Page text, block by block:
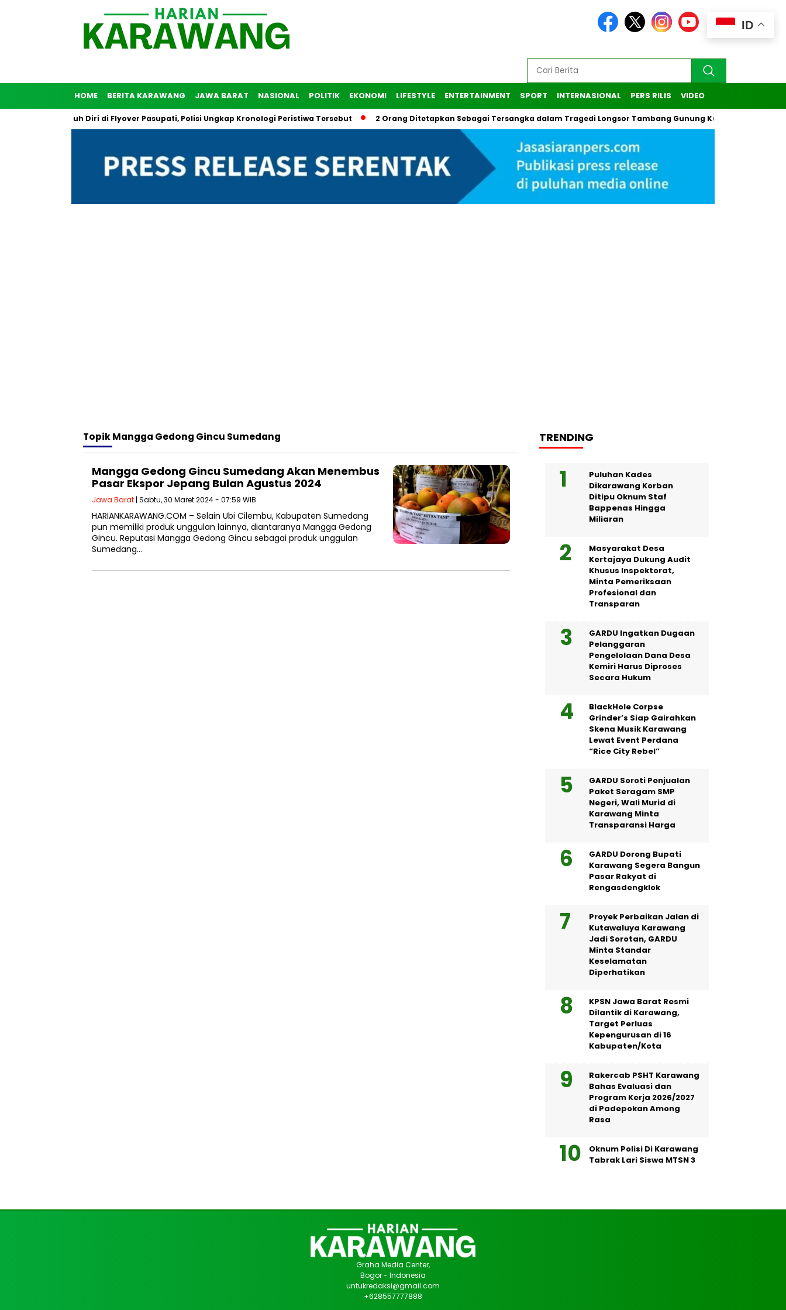
HOME BERITA KARAWANG JAWA BARAT NASIONAL POLITIK EKONOMI LIFESTYLE ENTERTAINMENT SPORT INTERNASIONAL PERS RILIS VIDEO
Coba Bunuh Diri di Flyover Pasupati, Polisi Ungkap Kronologi Peristiwa Tersebut 2 Orang Ditetapkan Sebagai Tersangka dalam Tragedi Longsor Tambang Gunung Kuda di Cirebon
TopikMangga Gedong Gincu Sumedang
Mangga Gedong Gincu Sumedang Akan Menembus
Pasar Ekspor Jepang Bulan Agustus 2024
Jawa Barat | Sabtu, 30 Maret 2024 - 07:59 WIB
HARIANKARAWANG.COM – Selain Ubi Cilembu, Kabupaten Sumedang
pun memiliki produk unggulan lainnya, diantaranya Mangga Gedong
Gincu. Reputasi Mangga Gedong Gincu sebagai produk unggulan
Sumedang…
TRENDING
Puluhan Kades
Dikarawang Korban
Ditipu Oknum Staf
Bappenas Hingga
Miliaran
Masyarakat Desa
Kertajaya Dukung Audit
Khusus Inspektorat,
Minta Pemeriksaan
Profesional dan
Transparan
GARDU Ingatkan Dugaan
Pelanggaran
Pengelolaan Dana Desa
Kemiri Harus Diproses
Secara Hukum
BlackHole Corpse
Grinder’s Siap Gairahkan
Skena Musik Karawang
Lewat Event Perdana
“Rice City Rebel”
GARDU Soroti Penjualan
Paket Seragam SMP
Negeri, Wali Murid di
Karawang Minta
Transparansi Harga
GARDU Dorong Bupati
Karawang Segera Bangun
Pasar Rakyat di
Rengasdengklok
Proyek Perbaikan Jalan di
Kutawaluya Karawang
Jadi Sorotan, GARDU
Minta Standar
Keselamatan
Diperhatikan
KPSN Jawa Barat Resmi
Dilantik di Karawang,
Target Perluas
Kepengurusan di 16
Kabupaten/Kota
Rakercab PSHT Karawang
Bahas Evaluasi dan
Program Kerja 2026/2027
di Padepokan Among
Rasa
Oknum Polisi Di Karawang
Tabrak Lari Siswa MTSN 3
ID
Graha Media Center,
Bogor - Indonesia
untukredaksi@gmail.com
+628557777888